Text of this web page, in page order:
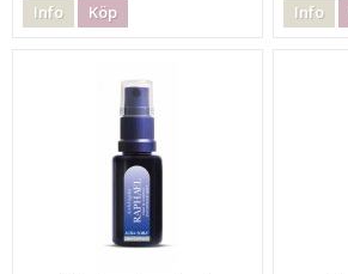
Info Köp Info